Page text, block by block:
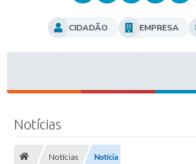
CIDADÃO EMPRESA
Notícias
Notícias Notícia